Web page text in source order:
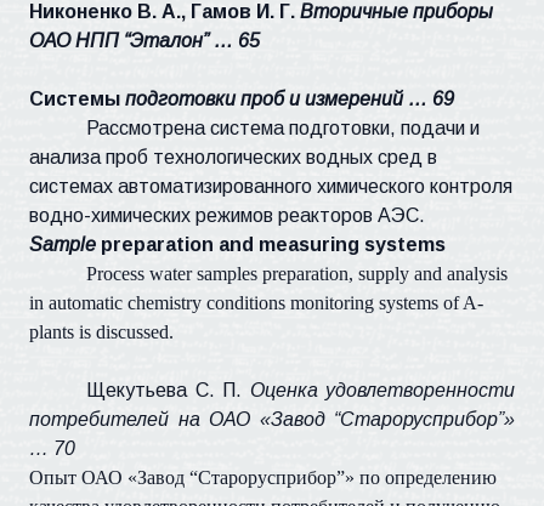
Никоненко В. А., Гамов И. Г. Вторичные приборы
ОАО НПП “Эталон” … 65
Системы подготовки проб и измерений … 69
Рассмотрена система подготовки, подачи и
анализа проб технологических водных сред в
системах автоматизированного химического контроля
водно-химических режимов реакторов АЭС.
Sample preparation and measuring systems
Process water samples preparation, supply and analysis
in automatic chemistry conditions monitoring systems of A-
plants is discussed.
Щекутьева С. П. Оценка удовлетворенности
потребителей на ОАО «Завод “Старорусприбор”»
… 70
Опыт ОАО «Завод “Старорусприбор”» по определению